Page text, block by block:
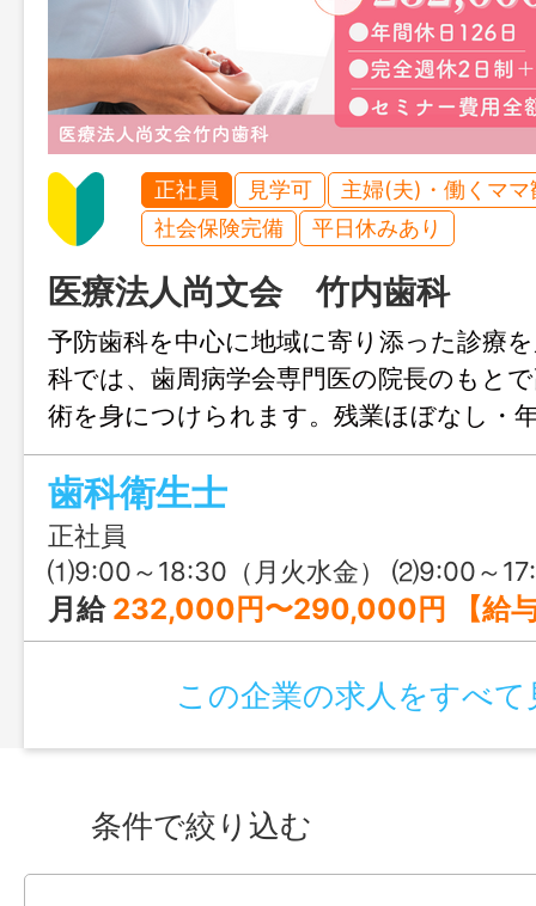
正社員 見学可
主婦(夫)・働くママ
社会保険完備
平日休みあり
医療法人尚文会 竹内歯科
予防歯科を中心に地域に寄り添った診療
科では、歯周病学会専門医の院長のもと
術を身につけられます。残業ほぼなし・
働きやすさも抜群。未経験やブランクの
し、セミナー費用全額補助や住宅手当・
頑張るあなたを全力でサポートします。
歯科衛生士
正社員
⑴9:00～18:30（月火水金） ⑵9:00～
月給 232,000円〜290,000円 【給与の内訳】 基本給：168,000円〜195,000円 資格手当：25,000円〜30,000円 技能手当：20,000円〜40,000円 チー
この企業の求人をすべて
条件で絞り込む